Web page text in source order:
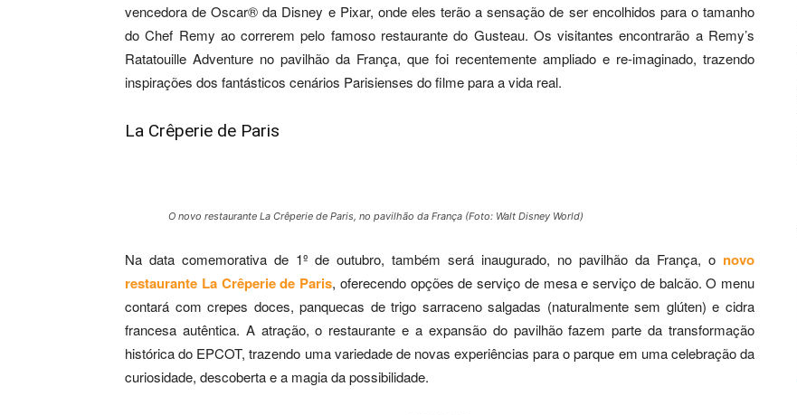
vencedora de Oscar® da Disney e Pixar, onde eles terão a sensação de ser encolhidos para o tamanho
do Chef Remy ao correrem pelo famoso restaurante do Gusteau. Os visitantes encontrarão a Remy’s
Ratatouille Adventure no pavilhão da França, que foi recentemente ampliado e re-imaginado, trazendo
inspirações dos fantásticos cenários Parisienses do filme para a vida real.
La Crêperie de Paris
O novo restaurante La Crêperie de Paris, no pavilhão da França (Foto: Walt Disney World)
Na data comemorativa de 1º de outubro, também será inaugurado, no pavilhão da França, o novo
restaurante La Crêperie de Paris, oferecendo opções de serviço de mesa e serviço de balcão. O menu
contará com crepes doces, panquecas de trigo sarraceno salgadas (naturalmente sem glúten) e cidra
francesa autêntica. A atração, o restaurante e a expansão do pavilhão fazem parte da transformação
histórica do EPCOT, trazendo uma variedade de novas experiências para o parque em uma celebração da
curiosidade, descoberta e a magia da possibilidade.